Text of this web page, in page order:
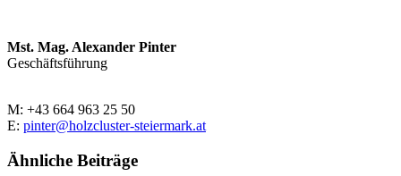
Mst. Mag. Alexander Pinter
Geschäftsführung
M: +43 664 963 25 50
E: pinter@holzcluster-steiermark.at
Ähnliche Beiträge